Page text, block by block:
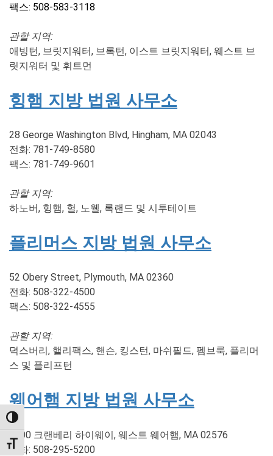
TOGGLE HIGH CONTRAST
TOGGLE FONT SIZE
팩스: 508-583-3118
관할 지역:
애빙턴, 브릿지워터, 브록턴, 이스트 브릿지워터, 웨스트 브
릿지워터 및 휘트먼
힝햄 지방 법원 사무소
28 George Washington Blvd, Hingham, MA 02043
전화: 781-749-8580
팩스: 781-749-9601
관할 지역:
하노버, 힝햄, 헐, 노웰, 록랜드 및 시투테이트
플리머스 지방 법원 사무소
52 Obery Street, Plymouth, MA 02360
전화: 508-322-4500
팩스: 508-322-4555
관할 지역:
덕스버리, 핼리팩스, 핸슨, 킹스턴, 마쉬필드, 펨브룩, 플리머
스 및 플리프턴
웨어햄 지방 법원 사무소
2200 크랜베리 하이웨이, 웨스트 웨어햄, MA 02576
전화: 508-295-5200